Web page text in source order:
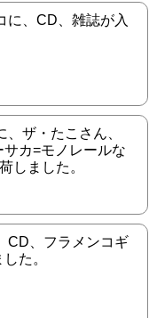
に、CD、雑誌が入
、ザ・たこさん、
カ=モノレールな
しました。
CD、フラメンコギ
た。